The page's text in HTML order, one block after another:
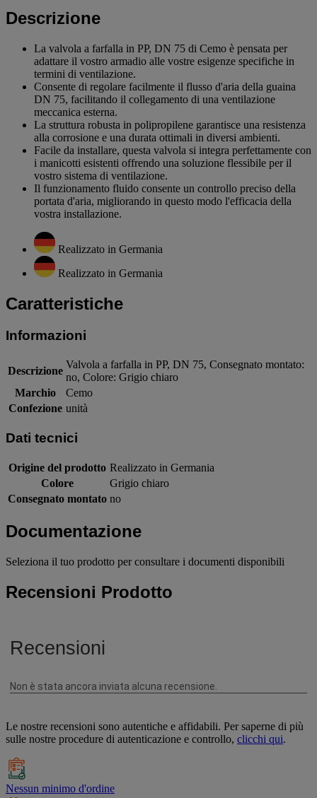
Descrizione
La valvola a farfalla in PP, DN 75 di Cemo è pensata per
adattare il vostro armadio alle vostre esigenze specifiche in
termini di ventilazione.
Consente di regolare facilmente il flusso d'aria della guaina
DN 75, facilitando il collegamento di una ventilazione
meccanica esterna.
La struttura robusta in polipropilene garantisce una resistenza
alla corrosione e una durata ottimali in diversi ambienti.
Facile da installare, questa valvola si integra perfettamente con
i manicotti esistenti offrendo una soluzione flessibile per il
vostro sistema di ventilazione.
Il funzionamento fluido consente un controllo preciso della
portata d'aria, migliorando in questo modo l'efficacia della
vostra installazione.
Realizzato in Germania
Realizzato in Germania
Caratteristiche
Informazioni
Descrizione
Valvola a farfalla in PP, DN 75, Consegnato montato:
no, Colore: Grigio chiaro
Marchio
Cemo
Confezione unità
Dati tecnici
Origine del prodotto Realizzato in Germania
Colore
Grigio chiaro
Consegnato montato no
Documentazione
Seleziona il tuo prodotto per consultare i documenti disponibili
Recensioni Prodotto
Le nostre recensioni sono autentiche e affidabili. Per saperne di più
sulle nostre procedure di autenticazione e controllo, clicchi qui.
Nessun minimo d'ordine